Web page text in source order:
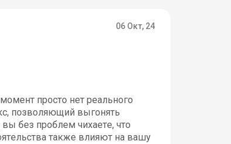
06 Окт, 24
просто нет реального
позволяющий выгонять
без проблем чихаете, что
также влияют на вашу